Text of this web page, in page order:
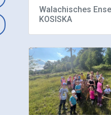
Walachisches
KOSISKA